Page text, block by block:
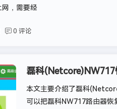
，需要经
0 评论
网件
磊科
本文主要介绍了磊科
可以把磊科NW717路由器